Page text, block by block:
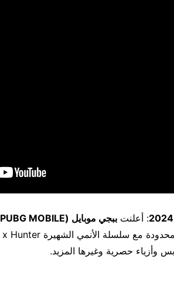
: أعلنت ببجي موبايل (PUBG MOBILE
وأزياء حصرية وغيرها المزيد.